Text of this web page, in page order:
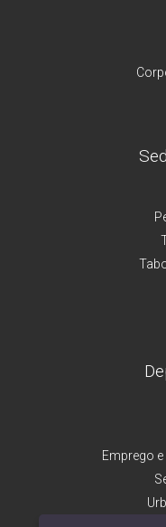
Emprego